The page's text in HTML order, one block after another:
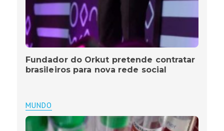
Fundador do Orkut pretende contratar
brasileiros para nova rede social
MUNDO